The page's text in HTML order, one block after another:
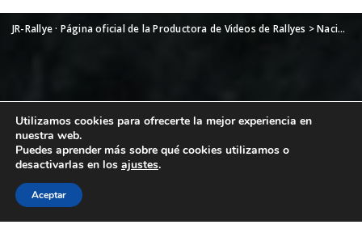
JR-Rallye · Página oficial de la Productora de Videos de Rallyes >Nacional
Utilizamos cookies para ofrecerte la mejor experiencia en
nuestra web.
Puedes aprender más sobre qué cookies utilizamos o
desactivarlas en los ajustes.
Aceptar